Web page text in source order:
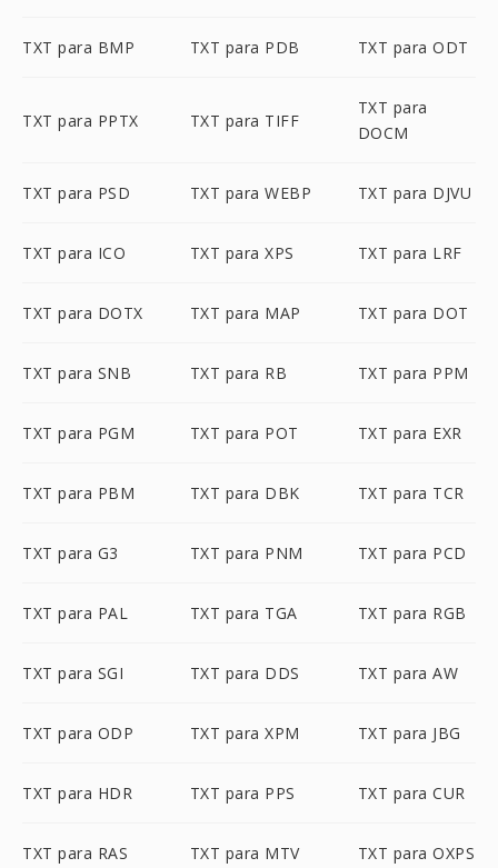
TXT para BMP TXT para PDB TXT para ODT
TXT para PPTX TXT para TIFF
TXT para
DOCM
TXT para PSD TXT para WEBP TXT para DJVU
TXT para ICO TXT para XPS TXT para LRF
TXT para DOTX TXT para MAP TXT para DOT
TXT para SNB TXT para RB TXT para PPM
TXT para PGM TXT para POT TXT para EXR
TXT para PBM TXT para DBK TXT para TCR
TXT para G3 TXT para PNM TXT para PCD
TXT para PAL TXT para TGA TXT para RGB
TXT para SGI TXT para DDS TXT para AW
TXT para ODP TXT para XPM TXT para JBG
TXT para HDR TXT para PPS TXT para CUR
TXT para RAS TXT para MTV TXT para OXPS